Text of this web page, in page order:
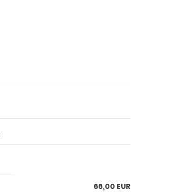
66,00 EUR